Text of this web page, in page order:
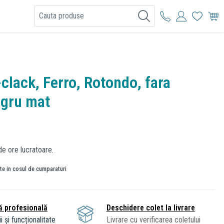
Ferro, Rotondo, fara
mat
ore lucratoare.
in cosul de cumparaturi
profesională
și funcționalitate
Deschidere colet la livrare
Livrare cu verificarea coletului